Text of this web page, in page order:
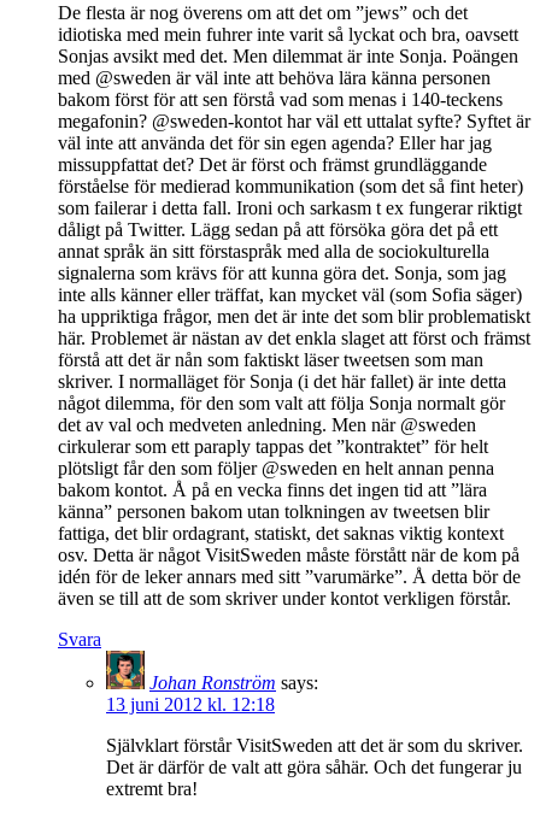
De flesta är nog överens om att det om ”jews” och det
idiotiska med mein fuhrer inte varit så lyckat och bra, oavsett
Sonjas avsikt med det. Men dilemmat är inte Sonja. Poängen
med @sweden är väl inte att behöva lära känna personen
bakom först för att sen förstå vad som menas i 140-teckens
megafonin? @sweden-kontot har väl ett uttalat syfte? Syftet är
väl inte att använda det för sin egen agenda? Eller har jag
missuppfattat det? Det är först och främst grundläggande
förståelse för medierad kommunikation (som det så fint heter)
som failerar i detta fall. Ironi och sarkasm t ex fungerar riktigt
dåligt på Twitter. Lägg sedan på att försöka göra det på ett
annat språk än sitt förstaspråk med alla de sociokulturella
signalerna som krävs för att kunna göra det. Sonja, som jag
inte alls känner eller träffat, kan mycket väl (som Sofia säger)
ha uppriktiga frågor, men det är inte det som blir problematiskt
här. Problemet är nästan av det enkla slaget att först och främst
förstå att det är nån som faktiskt läser tweetsen som man
skriver. I normalläget för Sonja (i det här fallet) är inte detta
något dilemma, för den som valt att följa Sonja normalt gör
det av val och medveten anledning. Men när @sweden
cirkulerar som ett paraply tappas det ”kontraktet” för helt
plötsligt får den som följer @sweden en helt annan penna
bakom kontot. Å på en vecka finns det ingen tid att ”lära
känna” personen bakom utan tolkningen av tweetsen blir
fattiga, det blir ordagrant, statiskt, det saknas viktig kontext
osv. Detta är något VisitSweden måste förstått när de kom på
idén för de leker annars med sitt ”varumärke”. Å detta bör de
även se till att de som skriver under kontot verkligen förstår.
Svara
Johan Ronström says:
13 juni 2012 kl. 12:18
Självklart förstår VisitSweden att det är som du skriver.
Det är därför de valt att göra såhär. Och det fungerar ju
extremt bra!